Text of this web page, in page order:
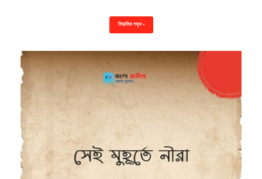
বিস্তারিত পড়ুন »